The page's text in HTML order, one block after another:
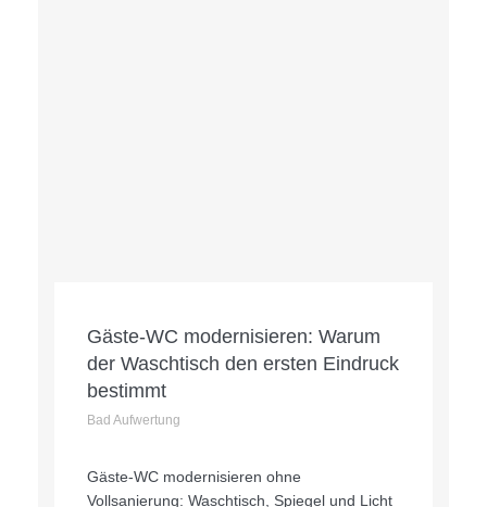
Gäste-WC modernisieren: Warum
der Waschtisch den ersten Eindruck
bestimmt
Bad Aufwertung
Gäste-WC modernisieren ohne
Vollsanierung: Waschtisch, Spiegel und Licht